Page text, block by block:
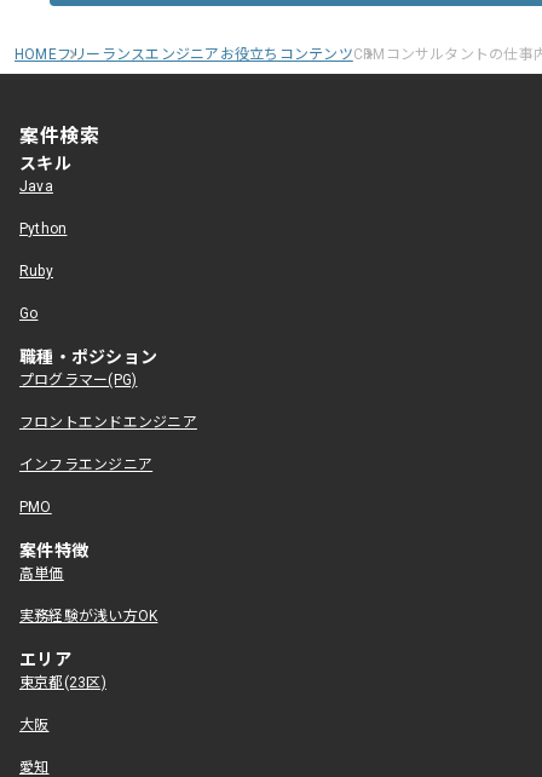
HOMEフリーランスエンジニアお役立ちコンテンツCRMコンサルタントの仕事
案件検索
スキル
Java
Python
Ruby
Go
職種・ポジション
プログラマー(PG)
フロントエンドエンジニア
インフラエンジニア
PMO
案件特徴
高単価
実務経験が浅い方OK
エリア
東京都(23区)
大阪
愛知